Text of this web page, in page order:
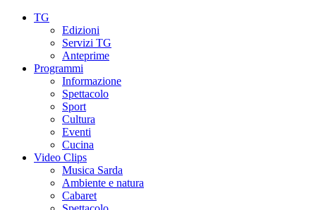
TG
Edizioni
Servizi TG
Anteprime
Programmi
Informazione
Spettacolo
Sport
Cultura
Eventi
Cucina
Video Clips
Musica Sarda
Ambiente e natura
Cabaret